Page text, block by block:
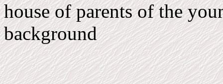
house of parents of the
background